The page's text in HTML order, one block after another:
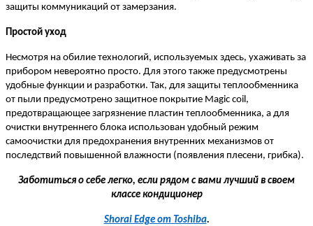
защиты коммуникаций от замерзания.
Простой уход
Несмотря на обилие технологий, используемых здесь, ухаживать за
прибором невероятно просто. Для этого также предусмотрены
удобные функции и разработки. Так, для защиты теплообменника
от пыли предусмотрено защитное покрытие Magic coil,
предотвращающее загрязнение пластин теплообменника, а для
очистки внутреннего блока использован удобный режим
самоочистки для предохранения внутренних механизмов от
последствий повышенной влажности (появления плесени, грибка).
Заботиться о себе легко, если рядом с вами лучший в своем
классе кондиционер
Shorai Edge от Toshiba.